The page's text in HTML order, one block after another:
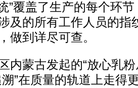
”覆盖了生产的每个环
及的所有工作人员的指
做到详尽可查。
蒙古发起的“放心乳粉
”在质量的轨道上走得